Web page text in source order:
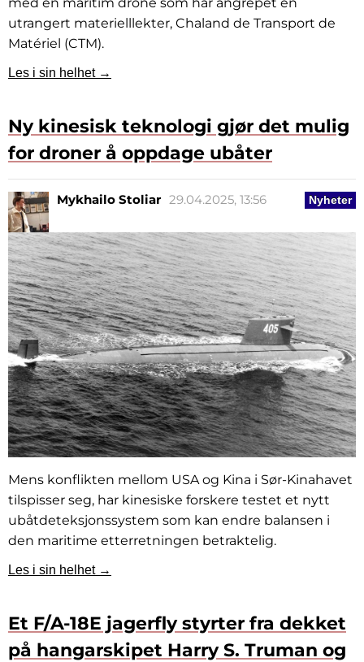
utrangert materielllekter, Chaland de Transport de
Matériel (CTM).
Les i sin helhet →
Ny kinesisk teknologi gjør det mulig
for droner å oppdage ubåter
Nyheter
Mykhailo Stoliar 29.04.2025, 13:56
Mens konflikten mellom USA og Kina i Sør-Kinahavet
tilspisser seg, har kinesiske forskere testet et nytt
ubåtdeteksjonssystem som kan endre balansen i
den maritime etterretningen betraktelig.
Les i sin helhet →
Et F/A-18E jagerfly styrter fra dekket
på hangarskipet Harry S. Truman og